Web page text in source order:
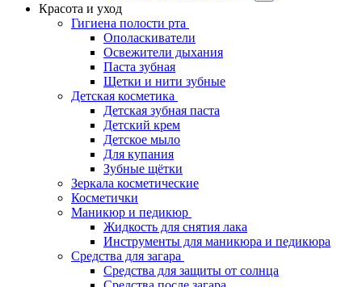
Красота и уход
Гигиена полости рта
Ополаскиватели
Освежители дыхания
Паста зубная
Щетки и нити зубные
Детская косметика
Детская зубная паста
Детский крем
Детское мыло
Для купания
Зубные щётки
Зеркала косметические
Косметички
Маникюр и педикюр
Жидкость для снятия лака
Инструменты для маникюра и педикюра
Средства для загара
Средства для защиты от солнца